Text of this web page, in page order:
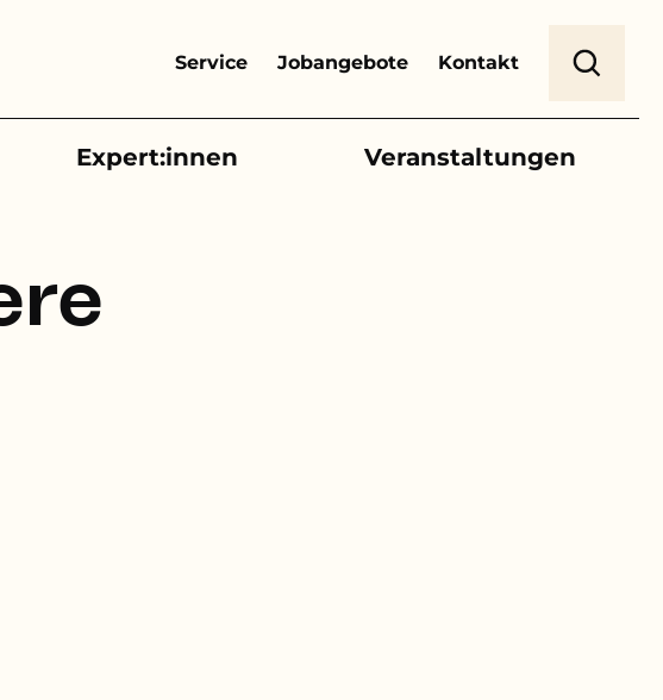
Service Jobangebote Kontakt
Expert:innen Veranstaltungen